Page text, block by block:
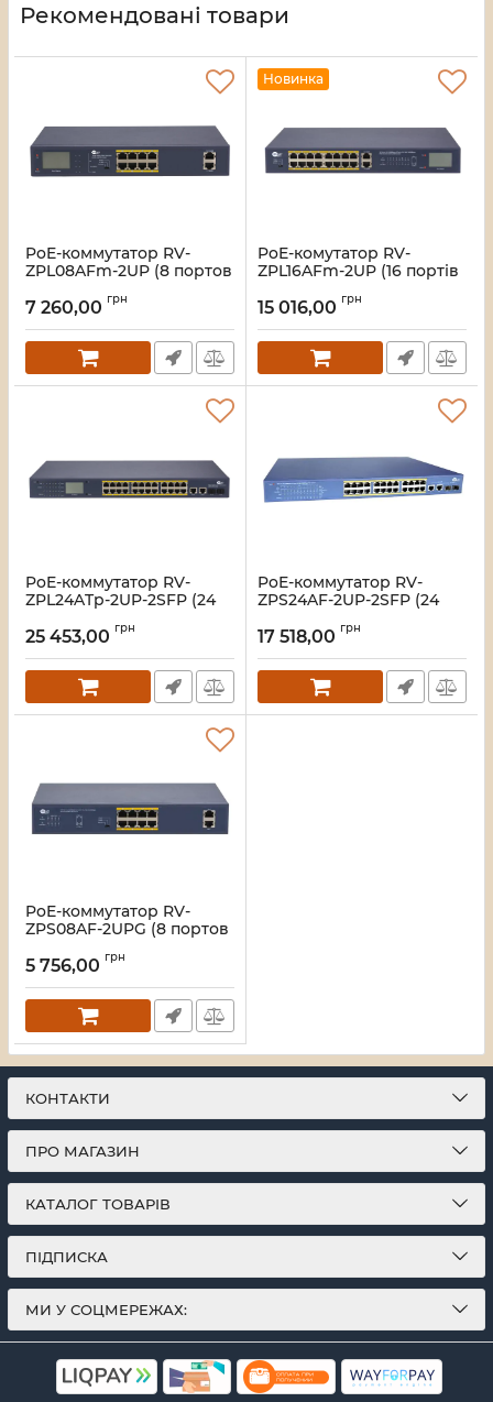
Рекомендовані товари
PoE-коммутатор RV-
ZPL08AFm-2UP (8 портов
дисплеем
Артикул:A000282
7 260,00 грн
Новинка
PoE-комутатор RV-
ZPL16AFm-2UP (16 портів
дисплеєм
Артикул:A000283
15 016,00 грн
PoE-коммутатор RV-
ZPL24ATp-2UP-2SFP (24
повышенной мощности,
Артикул:A000281
25 453,00 грн
PoE-коммутатор RV-
ZPS24AF-2UP-2SFP (24
Артикул:A000280
17 518,00 грн
PoE-коммутатор RV-
ZPS08AF-2UPG (8 портов
Артикул:A000279
5 756,00 грн
КОНТАКТИ
ПРО МАГАЗИН
КАТАЛОГ ТОВАРІВ
ПІДПИСКА
МИ У СОЦМЕРЕЖАХ: